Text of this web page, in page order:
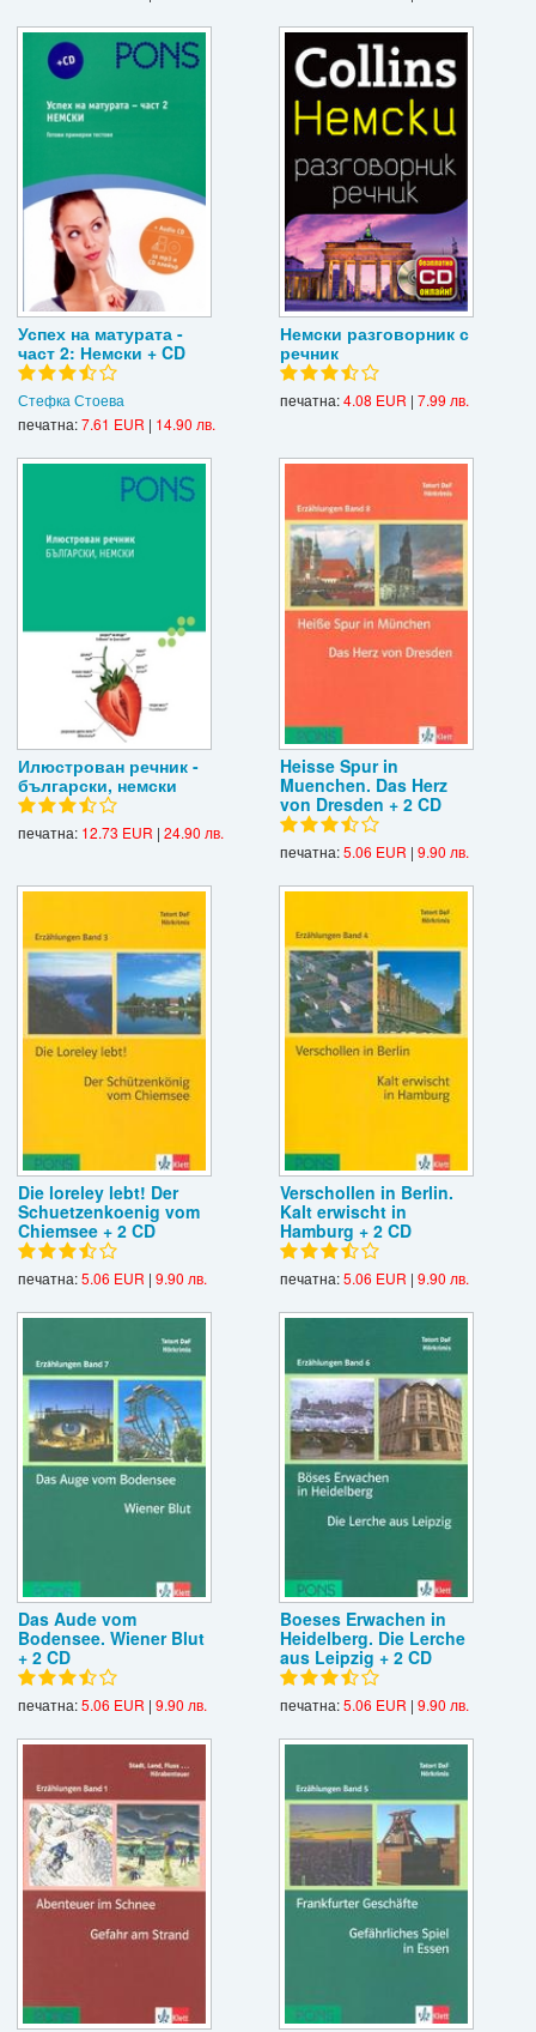
Успех на матурата -
част 2: Немски + CD
Стефка Стоева
печатна:7.61 EUR | 14.90 лв.
Немски разговорник с
речник
печатна:4.08 EUR | 7.99 лв.
Илюстрован речник -
български, немски
печатна: 12.73 EUR | 24.90 лв.
Heisse Spur in
Muenchen. Das Herz
von Dresden + 2 CD
печатна:5.06 EUR | 9.90 лв.
Die loreley lebt! Der
Schuetzenkoenig vom
Chiemsee + 2 CD
печатна:5.06 EUR | 9.90 лв.
Verschollen in Berlin.
Kalt erwischt in
Hamburg + 2 CD
печатна:5.06 EUR | 9.90 лв.
Das Aude vom
Bodensee. Wiener Blut
+ 2 CD
печатна:5.06 EUR | 9.90 лв.
Boeses Erwachen in
Heidelberg. Die Lerche
aus Leipzig + 2 CD
печатна:5.06 EUR | 9.90 лв.